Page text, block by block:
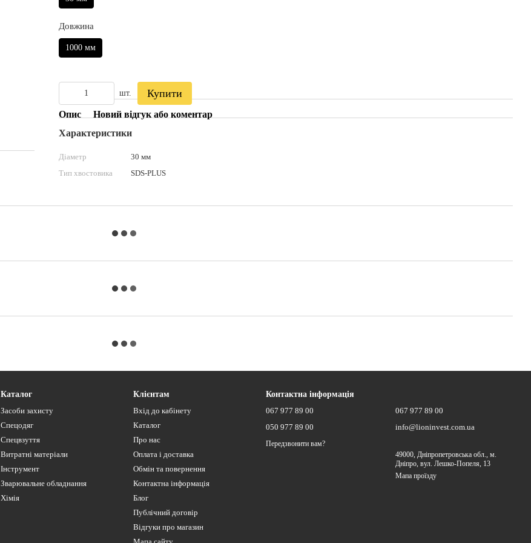
Довжина
1000 мм
шт. Купити
Опис
Новий відгук або коментар
Характеристики
Діаметр
30 мм
Тип хвостовика
SDS-PLUS
Каталог
Засоби захисту
Спецодяг
Спецвзуття
Витратні матеріали
Інструмент
Зварювальне обладнання
Хімія
Клієнтам
Вхід до кабінету
Каталог
Про нас
Оплата і доставка
Обмін та повернення
Контактна інформація
Блог
Публічний договір
Відгуки про магазин
Контактна інформація
067 977 89 00
050 977 89 00
Передзвонити вам?
067 977 89 00
info@lioninvest.com.ua
49000, Дніпропетровська обл., м.
Дніпро, вул. Лешко-Попеля, 13
Мапа проїзду